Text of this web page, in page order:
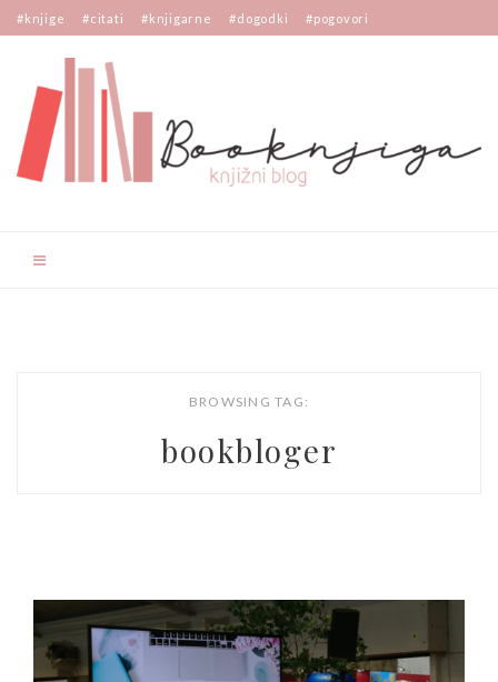
#knjige #citati #knjigarne #dogodki #pogovori
BROWSING TAG:
bookbloger